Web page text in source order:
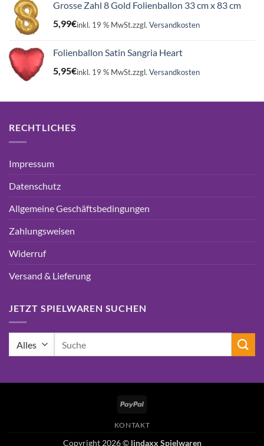
Grosse Zahl 8 Gold Folienballon 33 cm x 83 cm
5,99€inkl. 19 % MwSt.zzgl. Versandkosten
Folienballon Satin Sangria Heart
5,95€inkl. 19 % MwSt.zzgl. Versandkosten
RECHTLICHES
Impressum
Datenschutz
Allgemeine Geschäftsbedingungen
Zahlungsweisen
Widerruf
Versand & Lieferung
JETZT SPIELWAREN SUCHEN
PayPal
KONTAKT
Copyright 2026 © lindaxx Spielwaren